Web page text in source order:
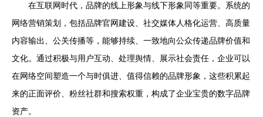
在互联网时代，品牌的线上形象与线下形象同等重要。系统的
网络营销策划，包括品牌官网建设、社交媒体人格化运营、高质量
内容输出、公关传播等，能够持续、一致地向公众传递品牌价值和
文化。通过积极与用户互动、处理舆情、展示社会责任，企业可以
在网络空间塑造一个与时俱进、值得信赖的品牌形象，这些积累起
来的正面评价、粉丝社群和搜索权重，构成了企业宝贵的数字品牌
资产。